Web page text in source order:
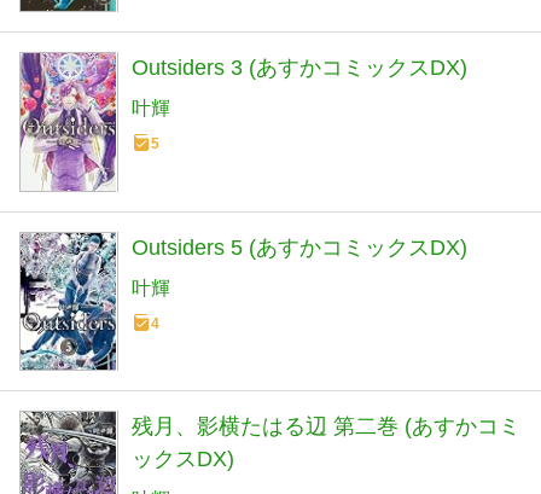
Outsiders 3 (あすかコミックスDX)
叶輝
5
Outsiders 5 (あすかコミックスDX)
叶輝
4
残月、影横たはる辺 第二巻 (あすかコミ
ックスDX)